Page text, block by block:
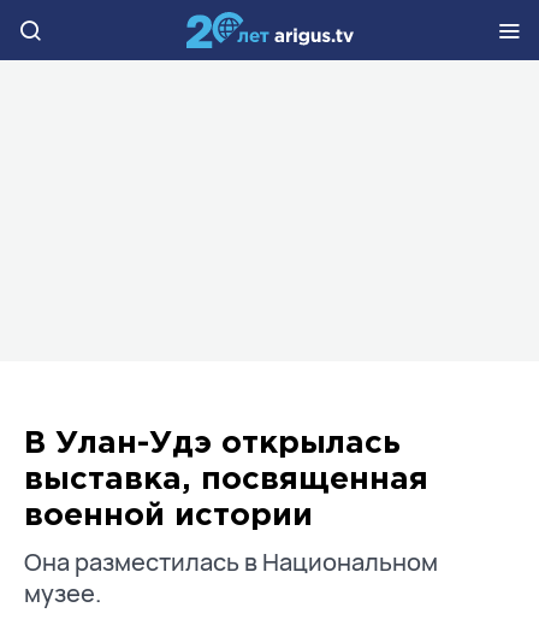
В Улан-Удэ открылась
выставка, посвященная
военной истории
Она разместилась в Национальном
музее.